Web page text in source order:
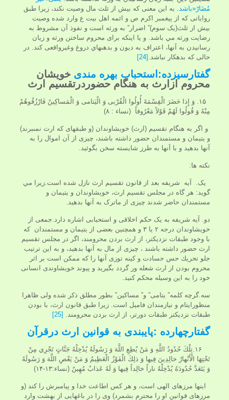
مُضَارّ«باشد. به اين معنى كه بيش از ثلث مال وصيت نكند، زيرا طبق
رواياتى كه از پيغمبر اكرم ص و ائمه اهل بيت ع وارد شده وصيت
بيش از ثلث(یک سوم)” اضرار” به ورثه است و نفوذ آن مشروط به
رضايت ورثه مي باشد. و يا اينكه براى محروم ساختن ورثه و زيان
رسانيدن به آنها، اعتراف به ديون و بدهى‏هاي دروغ وغیرواقعی كند. در
حالى كه بدهكار نباشد. [24]
گفتارسیزده:استحباب بهره مندی خویشان
محروم ازارث به هنگام حضوردرتقسیم ارث
۱۵. وَ إِذا حَضَرَ الْقِسْمَةَ أُولُوا الْقُرْبى‏ وَ الْيَتامى‏ وَ الْمَساكِينُ فَارْزُقُوهُمْ
مِنْهُ وَ قُولُوا لَهُمْ قَوْلاً مَعْرُوفاً (نساء : ۸)
و اگر به هنگام تقسيم (ارث) خويشاوندان (و طبقه‏اى كه ارث نمى‏برند)
و يتيمان و مستمندان حضور داشته باشند، چيزى از آن اموال را به
آنها بدهيد و با آنها به طرز شايسته سخن بگوئيد.
نکته ها:
یک. آيه شریفه بعد از قانون تقسيم ارث نازل شده است.زيرا مي
گويد: هر گاه در مجلس تقسيم ارث، خويشاوندان و يتيمان و
مستمندان حاضر شدند چيزى از ماترک به آنها بدهيد.
دو. آیه شریفه به یک حكم اخلاقى و استحبابى اشاره دارد.جمعى از
خويشاوندان درجه ۲ يا ۳ و همچنين بعضى از يتيمان و مستمندان كه
با وجود طبقات نزديكتر، از ارث بردن محرومند، اگر در مجلس تقسيم
ارث حضور داشته باشند ، چيزى از مال به آنها بدهيد، و به اين ترتيب
جلو تحريك حس حسادت و كينه‏ توزى آنها را كه ممكن است بر اثر
محروم بودن از ارث شعله ‏ور گردد بگيريد و پيوند خويشاوندى انسانى
خود را به اين وسيله محكم كنيد.
سه.گرچه كلمه” يتامى” و” مساكين” بطور مطلق ذكر شده ولى ظاهرا
منظورايتام و نيازمندان فاميل است. زيرا طبق قانون ارث، با بودن
طبقات نزديكتر طبقات دورتر، از ارث بردن محرومند. [25]
گفتارچهارده :پایبندی به قوانین ارث درقرآن
۱۶.تِلْكَ حُدُودُ اللَّهِ وَ مَنْ يُطِعِ اللَّهَ وَ رَسُولَهُ يُدْخِلْهُ جَنَّاتٍ تَجْرِي مِنْ
تَحْتِهَا الْأَنْهارُ خالِدِينَ فِيها وَ ذلِكَ الْفَوْزُ الْعَظِيمُ وَ مَنْ يَعْصِ اللَّهَ وَ رَسُولَهُ
وَ يَتَعَدَّ حُدُودَهُ يُدْخِلْهُ ناراً خالِداً فِيها وَ لَهُ عَذابٌ مُهِينٌ (نساء:۱۳-۱۴)
اينها مرزهاى الهى است، و هر كس اطاعت خدا و پيامبرش را كند (و
مرزهاى قوانين او را محترم بشمرد) وى را در باغهايى از بهشت وارد